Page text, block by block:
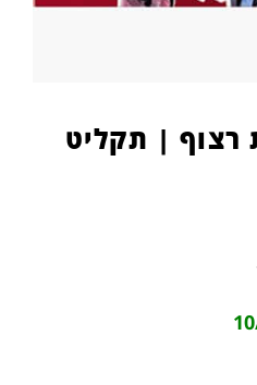
לילות רצוף | תקליט